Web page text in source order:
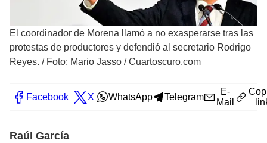
El coordinador de Morena llamó a no exasperarse tras las
protestas de productores y defendió al secretario Rodrigo
Reyes. / Foto: Mario Jasso / Cuartoscuro.com
Facebook X WhatsApp Telegram
E-
Mail
Raúl García